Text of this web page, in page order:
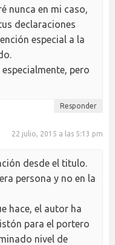
nunca en mi caso,
declaraciones
especial a la
pero
Responder
22 julio, 2015 a las 5:13 pm
desde el titulo.
persona y no en la
hace, el autor ha
para el portero
nivel de